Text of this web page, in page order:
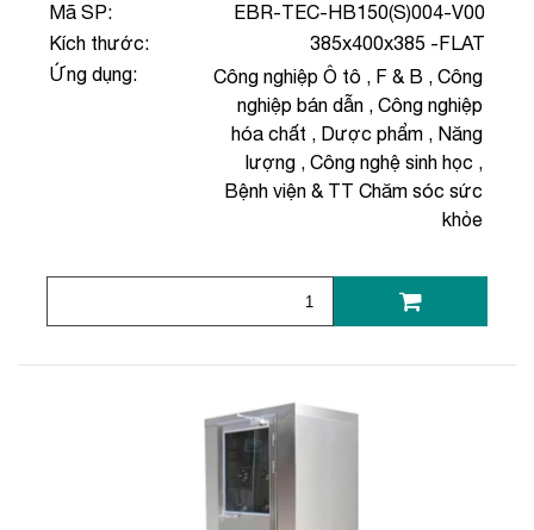
Mã SP:
EBR-TEC-HB150(S)004-V00
Kích thước:
385x400x385 -FLAT
Ứng dụng:
Công nghiệp Ô tô , F & B , Công
nghiệp bán dẫn , Công nghiệp
hóa chất , Dược phẩm , Năng
lượng , Công nghệ sinh học ,
Bệnh viện & TT Chăm sóc sức
khỏe